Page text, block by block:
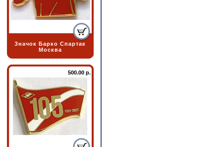
Значок Барко Спартак
Москва
500.00 р.